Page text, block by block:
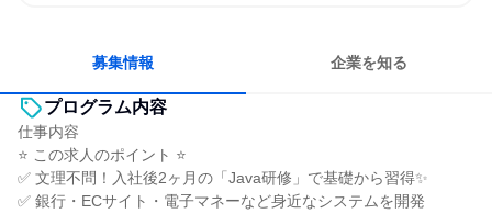
募集情報 企業を知る
プログラム内容
仕事内容
⭐ この求人のポイント ⭐
✅ 文理不問！入社後2ヶ月の「Java研修」で基礎から習得✨
✅ 銀行・ECサイト・電子マネーなど身近なシステムを開発